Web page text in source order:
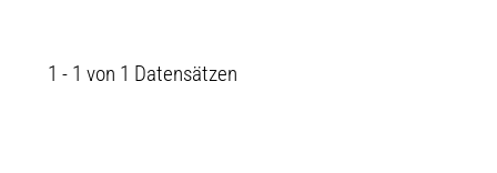
1 - 1 von 1 Datensätzen